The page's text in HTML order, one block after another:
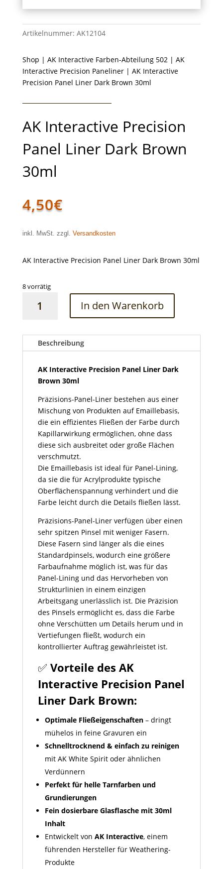
Artikelnummer: AK12104
Shop | AK Interactive Farben-Abteilung 502| AK
Interactive Precision Paneliner| AK Interactive
Precision Panel Liner Dark Brown 30ml
AK Interactive Precision
Panel Liner Dark Brown
30ml
4,50€
inkl. MwSt. zzgl. Versandkosten
AK Interactive Precision Panel Liner Dark Brown 30ml
8 vorrätig
Interactive
Liner
Dark
Brown
30ml
In den Warenkorb
Beschreibung
AK Interactive Precision Panel Liner Dark
Brown 30ml
Präzisions-Panel-Liner bestehen aus einer
Mischung von Produkten auf Emaillebasis,
die ein effizientes Fließen der Farbe durch
Kapillarwirkung ermöglichen, ohne dass
diese sich ausbreitet oder große Flächen
verschmutzt.
Die Emaillebasis ist ideal für Panel-Lining,
da sie die für Acrylprodukte typische
Oberflächenspannung verhindert und die
Farbe leicht durch die Details fließen lässt.
Präzisions-Panel-Liner verfügen über einen
sehr spitzen Pinsel mit weniger Fasern.
Diese Fasern sind länger als die eines
Standardpinsels, wodurch eine größere
Farbaufnahme möglich ist, was für das
Panel-Lining und das Hervorheben von
Strukturlinien in einem einzigen
Arbeitsgang unerlässlich ist. Die Präzision
des Pinsels ermöglicht es, dass die Farbe
ohne Verschütten um Details herum und in
Vertiefungen fließt, wodurch ein
kontrollierter Auftrag gewährleistet ist.
✅ Vorteile des AK
Interactive Precision Panel
Liner Dark Brown:
Optimale Fließeigenschaften– dringt
mühelos in feine Gravuren ein
Schnelltrocknend & einfach zu reinigen
mit AK White Spirit oder ähnlichen
Verdünnern
Perfekt für helle Tarnfarben und
Grundierungen
Fein dosierbare Glasflasche mit 30ml
Inhalt
Entwickelt von AK Interactive, einem
führenden Hersteller für Weathering-
Produkte